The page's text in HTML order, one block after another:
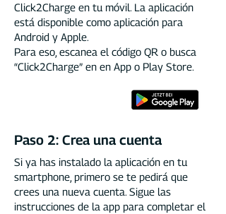
Click2Charge en tu móvil. La aplicación
está disponible como aplicación para
Android y Apple.
Para eso, escanea el código QR o busca
“Click2Charge” en en App o Play Store.
Paso 2: Crea una cuenta
Si ya has instalado la aplicación en tu
smartphone, primero se te pedirá que
crees una nueva cuenta. Sigue las
instrucciones de la app para completar el